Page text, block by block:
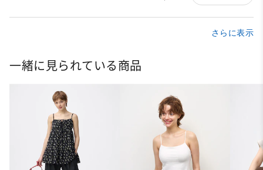
さらに表示
一緒に見られている商品